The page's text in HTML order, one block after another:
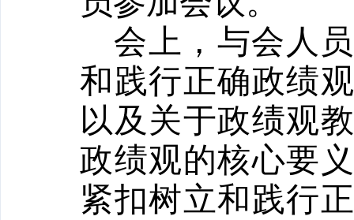
会上，与会人
和践行正确政绩
以及关于政绩观
政绩观的核心要
紧扣树立和践行